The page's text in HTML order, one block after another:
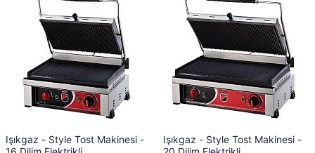
Işıkgaz - Style Tost Makinesi -
Işıkgaz - Style Tost Makinesi -